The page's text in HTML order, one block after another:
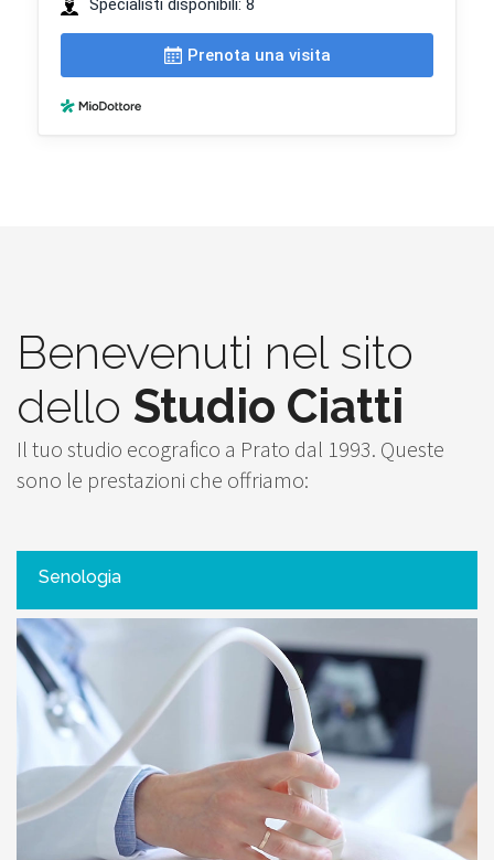
Benevenuti nel sito
dello Studio Ciatti
Il tuo studio ecografico a Prato dal 1993. Queste
sono le prestazioni che offriamo:
Senologia